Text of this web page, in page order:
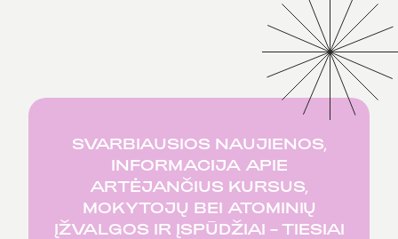
SVARBIAUSIOS NAUJIENOS,
INFORMACIJA APIE
ARTĖJANČIUS KURSUS,
MOKYTOJŲ BEI ATOMINIŲ
ĮŽVALGOS IR ĮSPŪDŽIAI – TIESIAI